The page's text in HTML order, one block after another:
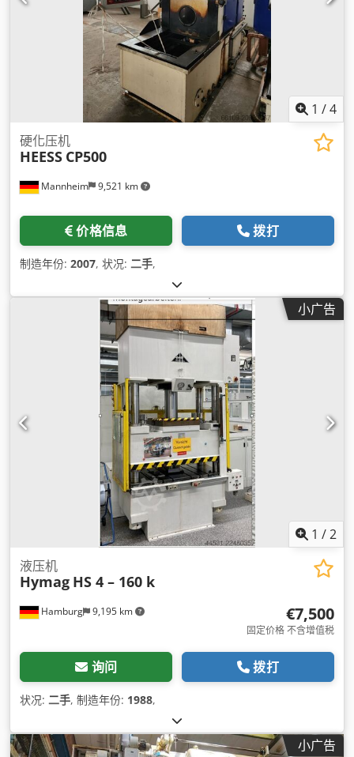
1 /4
Mannheim 9,521 km
硬化压机
HEESS CP500
价格信息 拨打
制造年份: 2007, 状况: 二手,
小广告
1 /2
Hamburg 9,195 km
液压机
Hymag HS 4 – 160 k
€7,500
固定价格 不含增值税
询问 拨打
状况: 二手, 制造年份: 1988,
小广告